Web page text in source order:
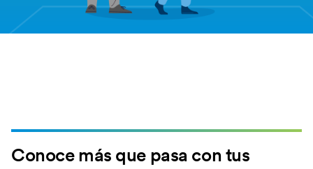
Conoce más que pasa con tus